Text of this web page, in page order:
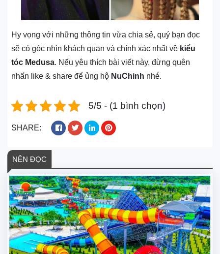
Hy vọng với những thông tin vừa chia sẻ, quý bạn đọc
sẽ có góc nhìn khách quan và chính xác nhất về kiểu
tóc Medusa. Nếu yêu thích bài viết này, đừng quên
nhấn like & share để ủng hộ NuChinh nhé.
5/5 - (1 bình chọn)
SHARE:
NÊN ĐỌC